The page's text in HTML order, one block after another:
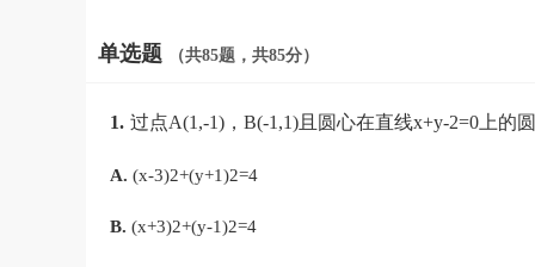
单选题 （共85题，共85分）
1. 过点A(1,-1)，B(-1,1)且圆心在直线x+y-2=0上的
A. (x-3)2+(y+1)2=4
B. (x+3)2+(y-1)2=4